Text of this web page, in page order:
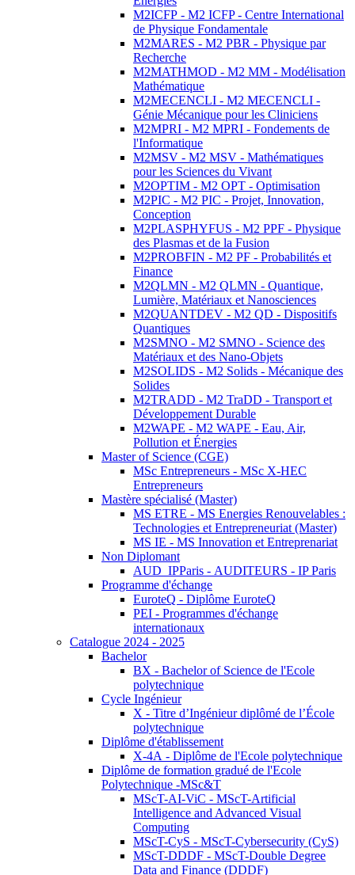
M2ICFP - M2 ICFP - Centre International
de Physique Fondamentale
M2MARES - M2 PBR - Physique par
Recherche
M2MATHMOD - M2 MM - Modélisation
Mathématique
M2MECENCLI - M2 MECENCLI -
Génie Mécanique pour les Cliniciens
M2MPRI - M2 MPRI - Fondements de
l'Informatique
M2MSV - M2 MSV - Mathématiques
pour les Sciences du Vivant
M2OPTIM - M2 OPT - Optimisation
M2PIC - M2 PIC - Projet, Innovation,
Conception
M2PLASPHYFUS - M2 PPF - Physique
des Plasmas et de la Fusion
M2PROBFIN - M2 PF - Probabilités et
Finance
M2QLMN - M2 QLMN - Quantique,
Lumière, Matériaux et Nanosciences
M2QUANTDEV - M2 QD - Dispositifs
Quantiques
M2SMNO - M2 SMNO - Science des
Matériaux et des Nano-Objets
M2SOLIDS - M2 Solids - Mécanique des
Solides
M2TRADD - M2 TraDD - Transport et
Développement Durable
M2WAPE - M2 WAPE - Eau, Air,
Pollution et Énergies
Master of Science (CGE)
MSc Entrepreneurs - MSc X-HEC
Entrepreneurs
Mastère spécialisé (Master)
MS ETRE - MS Energies Renouvelables :
Technologies et Entrepreneuriat (Master)
MS IE - MS Innovation et Entreprenariat
Non Diplomant
AUD_IPParis - AUDITEURS - IP Paris
Programme d'échange
EuroteQ - Diplôme EuroteQ
PEI - Programmes d'échange
internationaux
Catalogue 2024 - 2025
Bachelor
BX - Bachelor of Science de l'Ecole
polytechnique
Cycle Ingénieur
X - Titre d’Ingénieur diplômé de l’École
polytechnique
Diplôme d'établissement
X-4A - Diplôme de l'Ecole polytechnique
Diplôme de formation gradué de l'Ecole
Polytechnique -MSc&T
MScT-AI-ViC - MScT-Artificial
Intelligence and Advanced Visual
Computing
MScT-CyS - MScT-Cybersecurity (CyS)
MScT-DDDF - MScT-Double Degree
Data and Finance (DDDF)